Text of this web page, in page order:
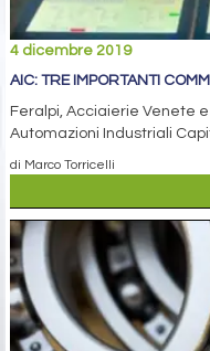
4 dicembre 2019
AIC: TRE IMPORTANTI
Feralpi, Acciaierie Venete
Automazioni Industriali
di Marco Torricelli